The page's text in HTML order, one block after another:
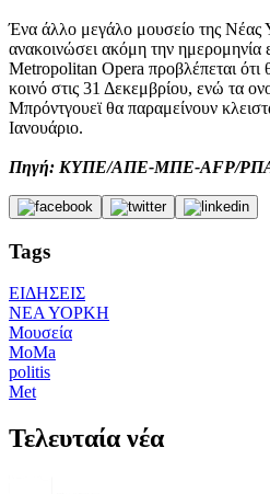
Ένα άλλο μεγάλο μουσείο της Νέας
ανακοινώσει ακόμη την ημερομηνία
Metropolitan Opera προβλέπεται ότι
κοινό στις 31 Δεκεμβρίου, ενώ τα
Μπρόντγουεϊ θα παραμείνουν
Ιανουάριο.
Πηγή: ΚΥΠΕ/ΑΠΕ-ΜΠΕ-AFP/
Tags
ΕΙΔΗΣΕΙΣ
ΝΕΑ ΥΟΡΚΗ
Μουσεία
MoMa
politis
Met
Τελευταία νέα